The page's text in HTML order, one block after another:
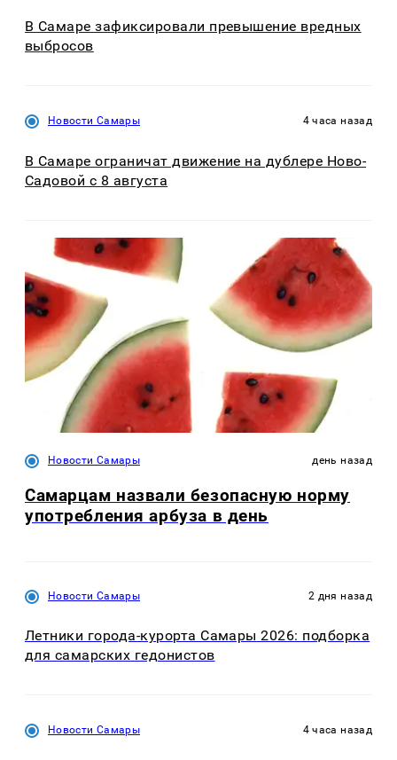
В Самаре зафиксировали превышение вредных
выбросов
Новости Самары 4 часа назад
В Самаре ограничат движение на дублере Ново-
Садовой с 8 августа
Новости Самары день назад
Самарцам назвали безопасную норму
употребления арбуза в день
Новости Самары 2 дня назад
Летники города-курорта Самары 2026: подборка
для самарских гедонистов
Новости Самары 4 часа назад